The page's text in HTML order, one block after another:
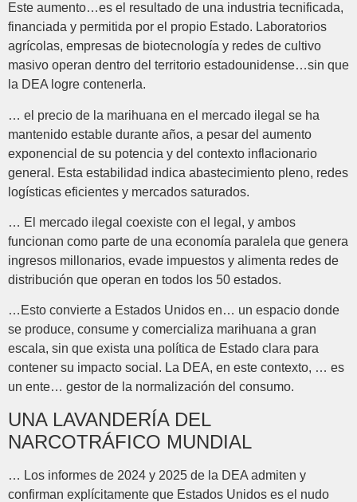
Este aumento…es el resultado de una industria tecnificada,
financiada y permitida por el propio Estado. Laboratorios
agrícolas, empresas de biotecnología y redes de cultivo
masivo operan dentro del territorio estadounidense…sin que
la DEA logre contenerla.
… el precio de la marihuana en el mercado ilegal se ha
mantenido estable durante años, a pesar del aumento
exponencial de su potencia y del contexto inflacionario
general. Esta estabilidad indica abastecimiento pleno, redes
logísticas eficientes y mercados saturados.
… El mercado ilegal coexiste con el legal, y ambos
funcionan como parte de una economía paralela que genera
ingresos millonarios, evade impuestos y alimenta redes de
distribución que operan en todos los 50 estados.
…Esto convierte a Estados Unidos en… un espacio donde
se produce, consume y comercializa marihuana a gran
escala, sin que exista una política de Estado clara para
contener su impacto social. La DEA, en este contexto, … es
un ente… gestor de la normalización del consumo.
UNA LAVANDERÍA DEL
NARCOTRÁFICO MUNDIAL
… Los informes de 2024 y 2025 de la DEA admiten y
confirman explícitamente que Estados Unidos es el nudo